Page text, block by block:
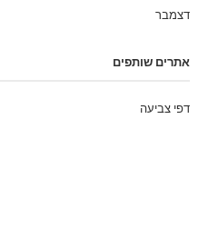
דצמבר
אתרים שותפים
דפי צביעה